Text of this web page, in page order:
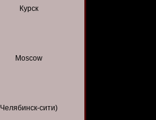
Курск
Moscow
Челябинск-сити)